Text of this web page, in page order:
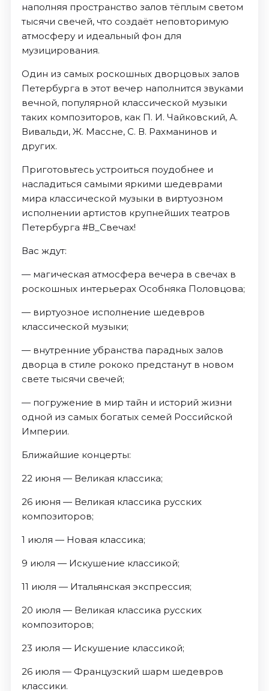
наполняя пространство залов тёплым светом
тысячи свечей, что создаёт неповторимую
атмосферу и идеальный фон для
музицирования.
Один из самых роскошных дворцовых залов
Петербурга в этот вечер наполнится звуками
вечной, популярной классической музыки
таких композиторов, как П. И. Чайковский, А.
Вивальди, Ж. Массне, С. В. Рахманинов и
других.
Приготовьтесь устроиться поудобнее и
насладиться самыми яркими шедеврами
мира классической музыки в виртуозном
исполнении артистов крупнейших театров
Петербурга #В_Свечах!
Вас ждут:
— магическая атмосфера вечера в свечах в
роскошных интерьерах Особняка Половцова;
— виртуозное исполнение шедевров
классической музыки;
— внутренние убранства парадных залов
дворца в стиле рококо предстанут в новом
свете тысячи свечей;
— погружение в мир тайн и историй жизни
одной из самых богатых семей Российской
Империи.
Ближайшие концерты:
22 июня — Великая классика;
26 июня — Великая классика русских
композиторов;
1 июля — Новая классика;
9 июля — Искушение классикой;
11 июля — Итальянская экспрессия;
20 июля — Великая классика русских
композиторов;
23 июля — Искушение классикой;
26 июля — Французский шарм шедевров
классики.